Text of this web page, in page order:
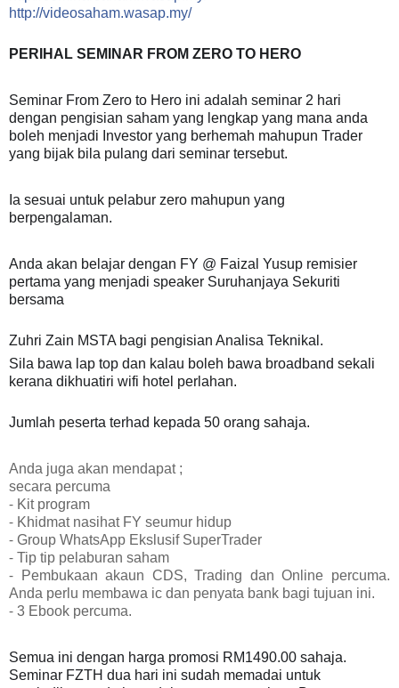
http://videosaham.wasap.my/
PERIHAL SEMINAR FROM ZERO TO HERO
Seminar From Zero to Hero ini adalah seminar 2 hari
dengan pengisian saham yang lengkap yang mana anda
boleh menjadi Investor yang berhemah mahupun Trader
yang bijak bila pulang dari seminar tersebut.
Ia sesuai untuk pelabur zero mahupun yang
berpengalaman.
Anda akan belajar dengan FY @ Faizal Yusup remisier
pertama yang menjadi speaker Suruhanjaya Sekuriti
bersama
Zuhri Zain MSTA bagi pengisian Analisa Teknikal.
Sila bawa lap top dan kalau boleh bawa broadband sekali
kerana dikhuatiri wifi hotel perlahan.
Jumlah peserta terhad kepada 50 orang sahaja.
Anda juga akan mendapat ;
secara percuma
⁃ Kit program
⁃ Khidmat nasihat FY seumur hidup
⁃ Group WhatsApp Ekslusif SuperTrader
⁃ Tip tip pelaburan saham
⁃ Pembukaan akaun CDS, Trading dan Online percuma.
Anda perlu membawa ic dan penyata bank bagi tujuan ini.
⁃ 3 Ebook percuma.
Semua ini dengan harga promosi RM1490.00 sahaja.
Seminar FZTH dua hari ini sudah memadai untuk